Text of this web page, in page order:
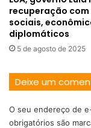
recuperação
sociais,
diplomáticos
5 de agosto de 2025
Deixe um
O seu endereço de
obrigatórios são